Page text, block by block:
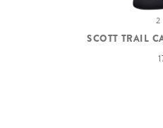
2
SCOTT TRAIL